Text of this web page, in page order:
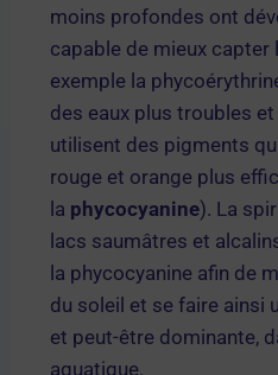
moins profondes ont
capable de mieux capter
exemple la
des eaux plus troubles
utilisent des pigments
rouge et orange plus
la phycocyanine). La
lacs saumâtres et
la phycocyanine afin de
du soleil et se faire ainsi
et peut-être dominante,
aquatique.